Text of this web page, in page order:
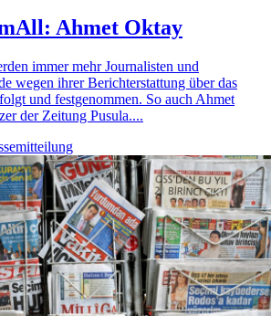
Ahmet Oktay
immer mehr Journalisten und
wegen ihrer Berichterstattung über das
und festgenommen. So auch Ahmet
der Zeitung Pusula....